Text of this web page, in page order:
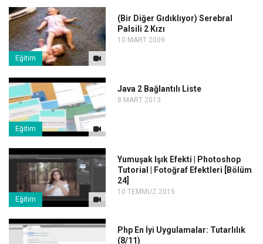
Eğitim
(Bir Diğer Gıdıklıyor) Serebral
Palsili 2 Kızı
10 MART 2009
Eğitim
Java 2 Bağlantılı Liste
8 MART 2013
Eğitim
Yumuşak Işık Efekti | Photoshop
Tutorial | Fotoğraf Efektleri [Bölüm
24]
10 TEMMUZ 2015
Php En İyi Uygulamalar: Tutarlılık
(8/11)